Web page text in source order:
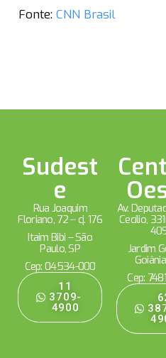
Fonte: CNN Brasil
Sudest
e
Rua Joaquim
Floriano, 72 – cj. 176
Itaim Bibi – São
Paulo, SP
Cep: 04534-000
11
3709-
4900
Av.
Cecílio,
Jardim
Cep: